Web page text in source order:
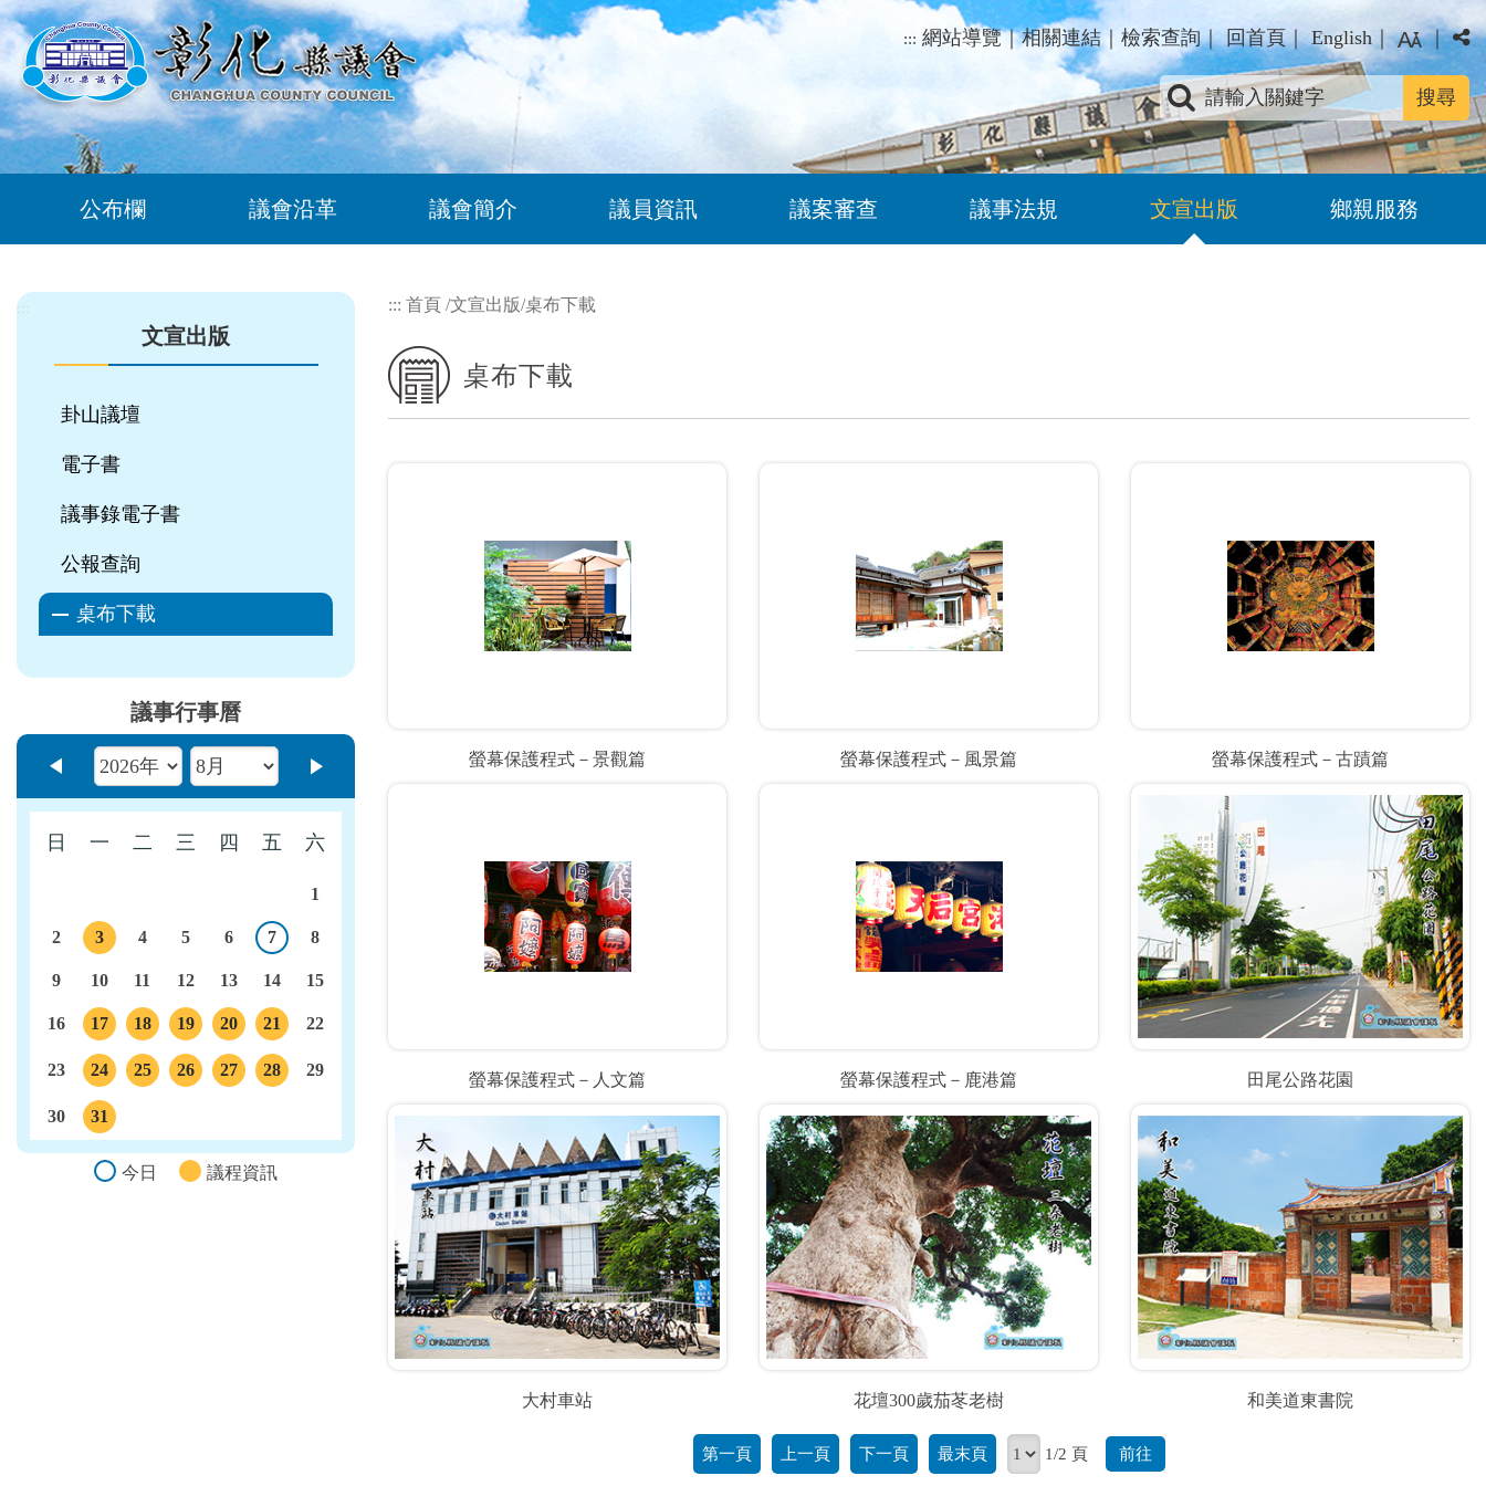
跳到主要內容區塊
::: 網站導覽｜相關連結 ｜ 檢索查詢｜回首頁｜English ｜ ｜
關鍵字查詢
公布欄 議會沿革 議會簡介 議員資訊 議案審查 議事法規 文宣出版 鄉親服務
:::
文宣出版
卦山議壇
電子書
議事錄電子書
公報查詢
桌布下載
議事行事曆
上個月
日 一 二 三 四 五 六
1
2
3
4 5 6
7
8
9 10 11 12 13 14 15
16
17
議程
18
議程
19
議程
20
議程
21
議程
22
23
24
議程
25
26
27
28
29
30
31
今日
議程資訊
::: 首頁 /文宣出版/桌布下載
桌布下載
螢幕保護程式－景觀篇 螢幕保護程式－風景篇 螢幕保護程式－古蹟篇
螢幕保護程式－人文篇 螢幕保護程式－鹿港篇 田尾公路花園
大村車站 花壇300歲茄苳老樹 和美道東書院
第一頁 上一頁 下一頁 最末頁 1/2 頁 前往